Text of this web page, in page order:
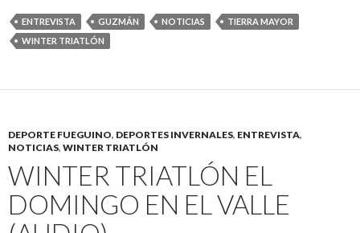
ENTREVISTA GUZMÁN NOTICIAS
TIERRA MAYOR
WINTER TRIATLÓN
DEPORTE FUEGUINO, DEPORTES INVERNALES, ENTREVISTA,
NOTICIAS, WINTER TRIATLÓN
WINTER TRIATLÓN EL
DOMINGO EN EL VALLE